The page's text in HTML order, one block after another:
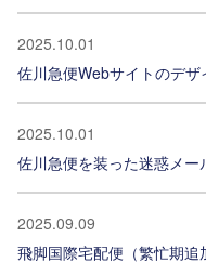
2025.10.01
佐川急便Webサイトのデ
2025.10.01
佐川急便を装った迷惑メ
2025.09.09
飛脚国際宅配便（繁忙期